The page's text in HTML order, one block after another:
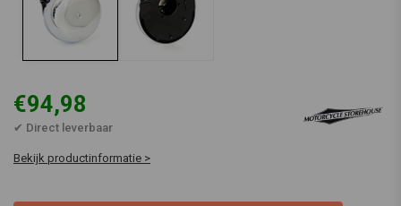
€94,98
✔ Direct leverbaar
Bekijk productinformatie >